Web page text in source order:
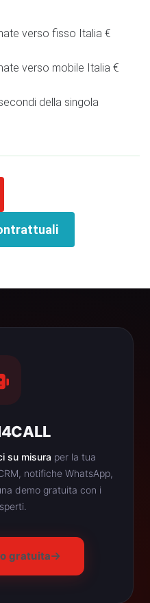
verso fisso Italia €
verso mobile Italia €
della singola
su misura per la tua
notifiche WhatsApp,
demo gratuita con i
gratuita